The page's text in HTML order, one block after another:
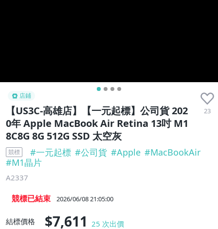
店鋪
【US3C-高雄店】【一元起標】公司貨 202
0年 Apple MacBook Air Retina 13吋 M1
8C8G 8G 512G SSD 太空灰
23
競標 #一元起標 #公司貨 #Apple #MacBookAir
#M1晶片
A2337
競標已結束 2026/06/08 21:05:00
結標價格 $7,611 25 次出價